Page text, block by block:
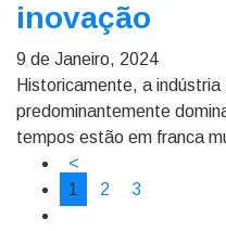
inovação
9 de Janeiro, 2024
Historicamente, a
predominantemente
tempos estão em franca
<
1
2 3